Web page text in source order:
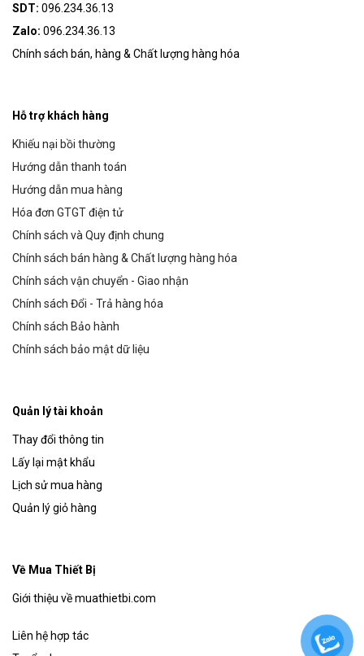
SDT: 096.234.36.13
Zalo: 096.234.36.13
Chính sách bán, hàng & Chất lượng hàng hóa
Hỗ trợ khách hàng
Khiếu nại bồi thường
Hướng dẫn thanh toán
Hướng dẫn mua hàng
Hóa đơn GTGT điện tử
Chính sách và Quy định chung
Chính sách bán hàng & Chất lượng hàng hóa
Chính sách vận chuyển - Giao nhận
Chính sách Đổi - Trả hàng hóa
Chính sách Bảo hành
Chính sách bảo mật dữ liệu
Quản lý tài khoản
Thay đổi thông tin
Lấy lại mật khẩu
Lịch sử mua hàng
Quản lý giỏ hàng
Về Mua Thiết Bị
Giới thiệu về muathietbi.com
Liên hệ hợp tác